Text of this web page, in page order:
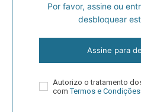
Por favor, assine ou
desbloquear
Assine para
Autorizo o tratamento
comTermos e Condições